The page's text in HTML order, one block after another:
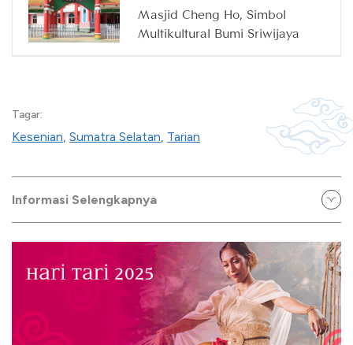
Masjid Cheng Ho, Simbol
Multikultural Bumi Sriwijaya
Tagar:
Kesenian, Sumatra Selatan, Tarian
Informasi Selengkapnya